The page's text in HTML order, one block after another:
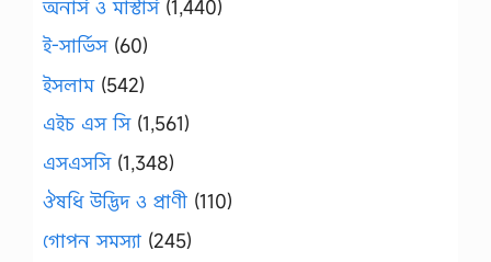
অনার্স ও মাস্টার্স(1,440)
ই-সার্ভিস(60)
ইসলাম(542)
এইচ এস সি(1,561)
এসএসসি(1,348)
ঔষধি উদ্ভিদ ও প্রাণী (110)
গোপন সমস্যা (245)